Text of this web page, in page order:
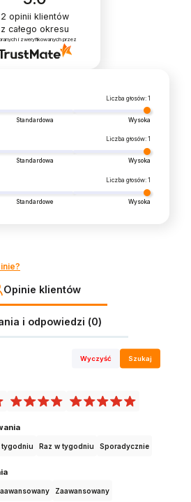
2 opinii klientów
z całego okresu
i zweryfikowanych przez
Liczba głosów: 1
Standardowa Wysoka
Liczba głosów: 1
Standardowa Wysoka
Liczba głosów: 1
Standardowe Wysoka
Opinie klientów
i odpowiedzi (0)
Wyczyść Szukaj
tygodniu Raz w tygodniu Sporadycznie
Zaawansowany